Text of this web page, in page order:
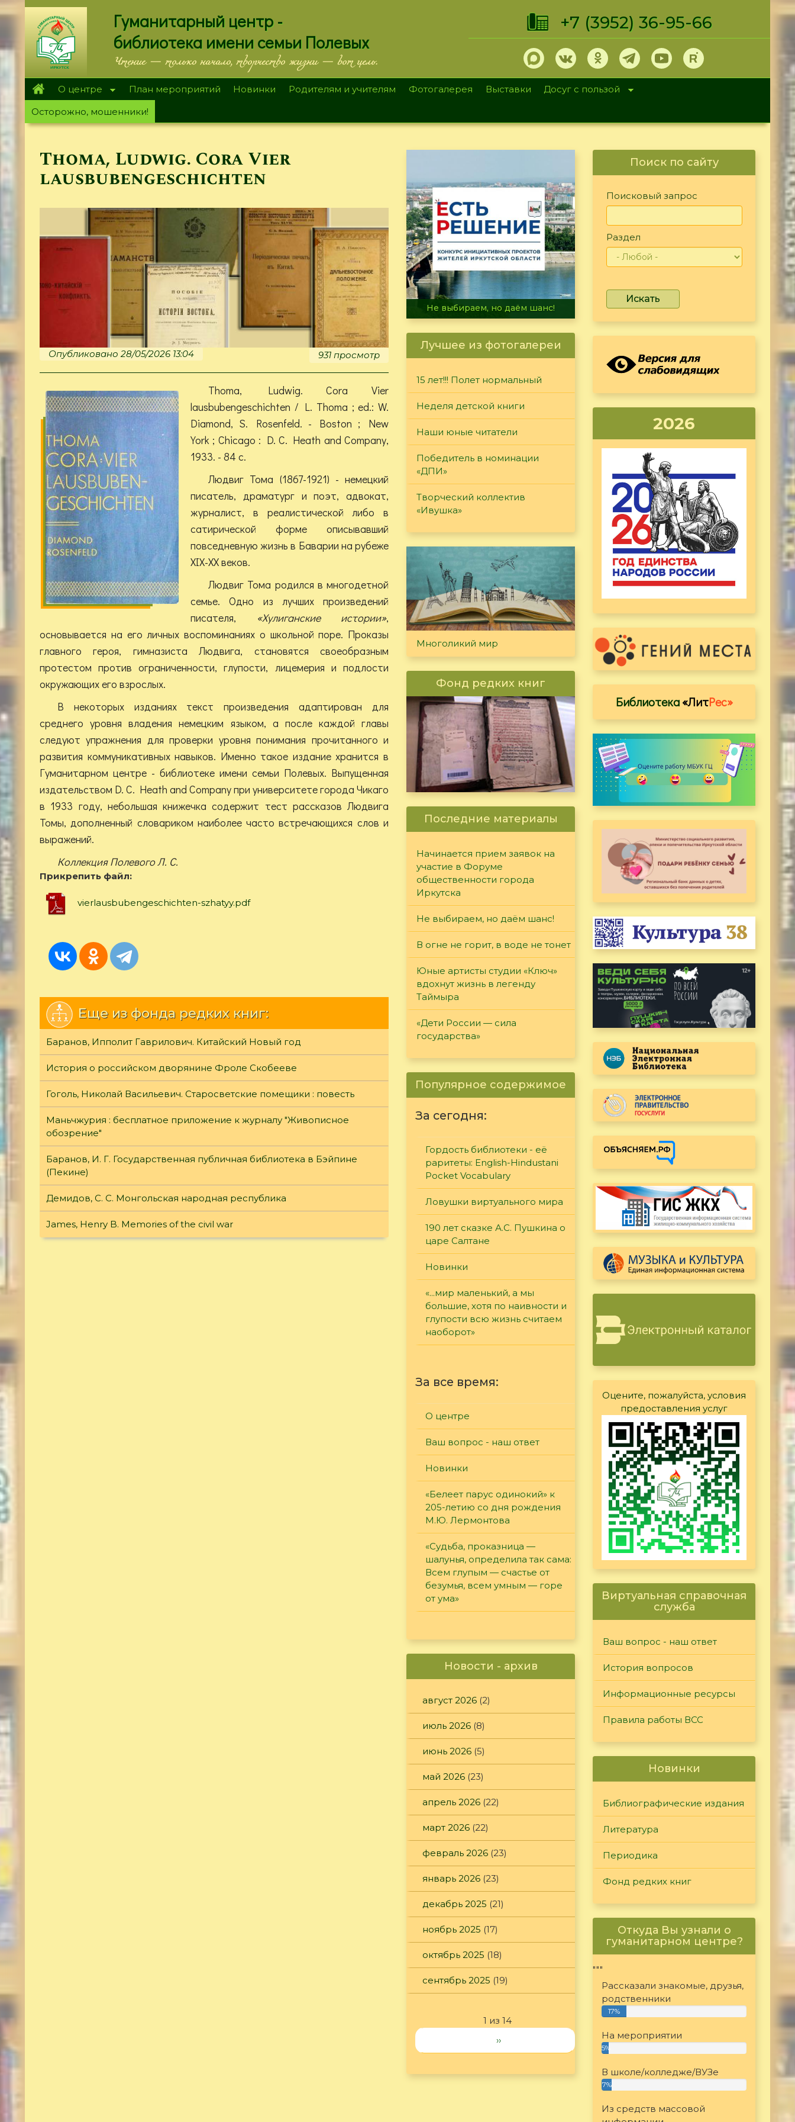
Перейти
к
основному
содержанию
Гуманитарный центр -
библиотека имени семьи Полевых
Чтение — только начало, творчество жизни — вот цель.
+7 (3952) 36-95-66
О центре План мероприятий Новинки Родителям и учителям Фотогалерея Выставки
Досуг с пользой
Осторожно, мошенники!
Thoma, Ludwig. Cora Vier
lausbubengeschichten
Опубликовано 28/05/2026 13:04 931 просмотр
Thoma, Ludwig. Cora Vier
lausbubengeschichten / L. Thoma ; ed.: W.
Diamond, S. Rosenfeld. - Boston ; New
York ; Chicago : D. C. Heath and Company,
1933. - 84 с.
Людвиг Тома (1867-1921) - немецкий
писатель, драматург и поэт, адвокат,
журналист, в реалистической либо в
сатирической форме описывавший
повседневную жизнь в Баварии на рубеже
XIX-XX веков.
Людвиг Тома родился в многодетной
семье. Одно из лучших произведений
писателя,
«Хулиганские истории»,
основывается на его личных воспоминаниях о школьной поре. Проказы
главного героя, гимназиста Людвига, становятся своеобразным
протестом против ограниченности, глупости, лицемерия и подлости
окружающих его взрослых.
В некоторых изданиях текст произведения адаптирован для
среднего уровня владения немецким языком, а после каждой главы
следуют упражнения для проверки уровня понимания прочитанного и
развития коммуникативных навыков. Именно такое издание хранится в
Гуманитарном центре - библиотеке имени семьи Полевых. Выпущенная
издательством D. C. Heath and Company при университете города Чикаго
в 1933 году, небольшая книжечка содержит тест рассказов Людвига
Томы, дополненный словариком наиболее часто встречающихся слов и
выражений.
Коллекция Полевого Л. С.
Прикрепить файл:
vierlausbubengeschichten-szhatyy.pdf
Еще из фонда редких книг:
Баранов, Ипполит Гаврилович. Китайский Новый год
История о российском дворянине Фроле Скобееве
Гоголь, Николай Васильевич. Старосветские помещики : повесть
Маньчжурия : бесплатное приложение к журналу "Живописное
обозрение"
Баранов, И. Г. Государственная публичная библиотека в Бэйпине
(Пекине)
Демидов, С. С. Монгольская народная республика
James, Henry B. Memories of the civil war
В огне не горит, в воде не тонет
Лучшее из фотогалереи
15 лет!!! Полет нормальный
Неделя детской книги
Наши юные читатели
Победитель в номинации
«ДПИ»
Творческий коллектив
«Ивушка»
Многоликий мир
Фонд редких книг
Последние материалы
Начинается прием заявок на
участие в Форуме
общественности города
Иркутска
Не выбираем, но даём шанс!
В огне не горит, в воде не тонет
Юные артисты студии «Ключ»
вдохнут жизнь в легенду
Таймыра
«Дети России — сила
государства»
Популярное содержимое
За сегодня:
Гордость библиотеки - её
раритеты: English-Hindustani
Pocket Vocabulary
Ловушки виртуального мира
190 лет сказке А.С. Пушкина о
царе Салтане
Новинки
«...мир маленький, а мы
большие, хотя по наивности и
глупости всю жизнь считаем
наоборот»
За все время:
О центре
Ваш вопрос - наш ответ
Новинки
«Белеет парус одинокий» к
205-летию со дня рождения
М.Ю. Лермонтова
«Судьба, проказница —
шалунья, определила так сама:
Всем глупым — счастье от
безумья, всем умным — горе
от ума»
Новости - архив
август 2026 (2)
июль 2026 (8)
июнь 2026 (5)
май 2026 (23)
апрель 2026 (22)
март 2026 (22)
февраль 2026 (23)
январь 2026 (23)
декабрь 2025 (21)
ноябрь 2025 (17)
октябрь 2025 (18)
сентябрь 2025 (19)
1 из 14
››
Поиск по сайту
Поисковый запрос
Раздел
Искать
2026
Библиотека«ЛитРес»
Оцените, пожалуйста, условия
предоставления услуг
Виртуальная справочная
служба
Ваш вопрос - наш ответ
История вопросов
Информационные ресурсы
Правила работы ВСС
Новинки
Библиографические издания
Литература
Периодика
Фонд редких книг
Откуда Вы узнали о
гуманитарном центре?
"""
Рассказали знакомые, друзья,
родственники
17%
На мероприятии
5%
В школе/колледже/ВУЗе
7%
Из средств массовой